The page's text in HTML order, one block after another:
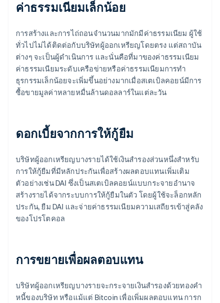
ค่าธรรมเนียมเล็กน้อย
การสร้างและการไถ่ถอนจำนวนมากมักมีค่าธรรมเนียม ผู้ใช้
ทั่วไปไม่ได้ติดต่อกับบริษัทผู้ออกเหรียญโดยตรง แต่สถาบัน
ต่างๆ จะเป็นผู้ดำเนินการ และนั่นคือที่มาของค่าธรรมเนียม
ค่าธรรมเนียมระดับเครือข่ายหรือค่าธรรมเนียมการทำ
ธุรกรรมเล็กน้อยจะเพิ่มขึ้นอย่างมากเมื่อสเตเบิลคอยน์มีการ
ซื้อขายมูลค่าหลายหมื่นล้านดอลลาร์ในแต่ละวัน
ดอกเบี้ยจากการให้กู้ยืม
บริษัทผู้ออกเหรียญบางรายได้ใช้เงินสำรองส่วนหนึ่งสำหรับ
การให้กู้ยืมที่มีหลักประกันเพื่อสร้างผลตอบแทนเพิ่มเติม
ตัวอย่างเช่น DAI ซึ่งเป็นสเตเบิลคอยน์แบบกระจายอำนาจ
สร้างรายได้จากระบบการให้กู้ยืมในตัว โดยผู้ใช้จะล็อกหลัก
ประกัน, ยืม DAI และจ่ายค่าธรรมเนียมความเสถียรเข้าสู่คลัง
ของโปรโตคอล
การขยายเพื่อผลตอบแทน
บริษัทผู้ออกเหรียญบางรายจะกระจายเงินสำรองด้วยทองคำ
หนี้ของบริษัท หรือแม้แต่ Bitcoin เพื่อเพิ่มผลตอบแทน การก